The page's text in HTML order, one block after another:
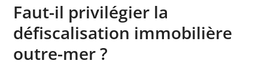
Faut-il privilégier la
défiscalisation immobilière
outre-mer ?